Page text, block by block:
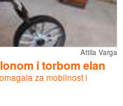
Attila Varga
i torbom elan
za mobilnost i